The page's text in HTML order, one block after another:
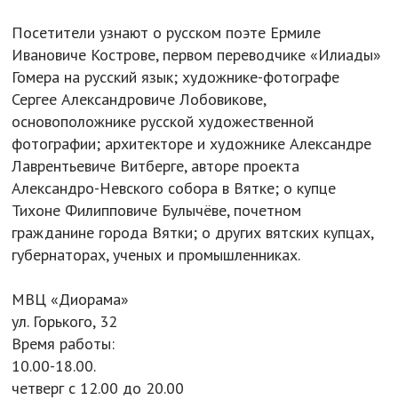
Посетители узнают о русском поэте Ермиле
Ивановиче Кострове, первом переводчике «Илиады»
Гомера на русский язык; художнике-фотографе
Сергее Александровиче Лобовикове,
основоположнике русской художественной
фотографии; архитекторе и художнике Александре
Лаврентьевиче Витберге, авторе проекта
Александро-Невского собора в Вятке; о купце
Тихоне Филипповиче Булычёве, почетном
гражданине города Вятки; о других вятских купцах,
губернаторах, ученых и промышленниках.
МВЦ «Диорама»
ул. Горького, 32
Время работы:
10.00-18.00.
четверг с 12.00 до 20.00